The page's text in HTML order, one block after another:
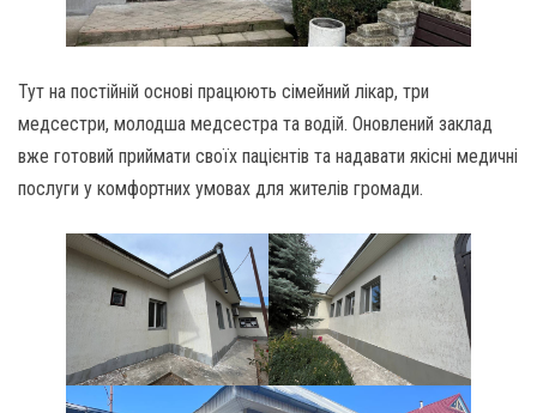
Тут на постійній основі працюють сімейний лікар, три
медсестри, молодша медсестра та водій. Оновлений заклад
вже готовий приймати своїх пацієнтів та надавати якісні медичні
послуги у комфортних умовах для жителів громади.